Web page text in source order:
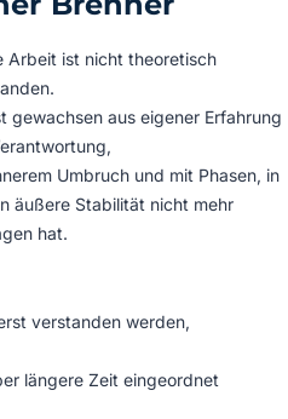
Arbeit ist nicht theoretisch
gewachsen aus eigener Erfahrung
Umbruch und mit Phasen, in
äußere Stabilität nicht mehr
hat.
verstanden werden,
längere Zeit eingeordnet